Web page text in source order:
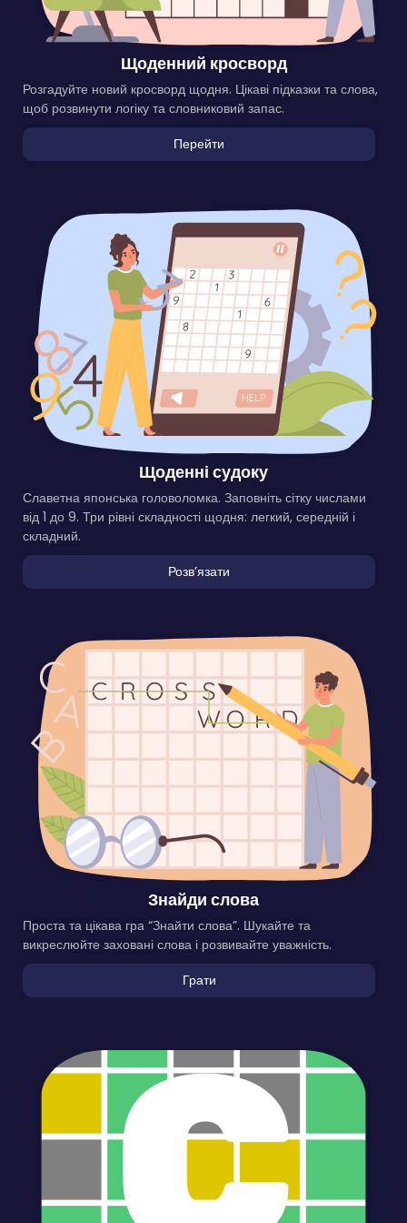
Щоденний кросворд
Розгадуйте новий кросворд щодня. Цікаві підказки та слова,
щоб розвинути логіку та словниковий запас.
Перейти
Щоденні судоку
Славетна японська головоломка. Заповніть сітку числами
від 1 до 9. Три рівні складності щодня: легкий, середній і
складний.
Розвʼязати
Знайди слова
Проста та цікава гра “Знайти слова”. Шукайте та
викреслюйте заховані слова і розвивайте уважність.
Грати